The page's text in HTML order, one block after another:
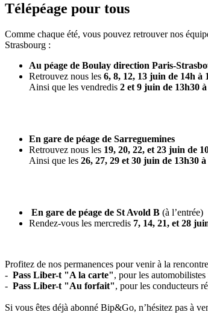
Télépéage pour tous
Comme chaque été, vous pouvez retrouver nos
Strasbourg :
Au péage de Boulay direction Paris-
Retrouvez nous les 6, 8, 12, 13 juin de 14h à
Ainsi que les vendredis 2 et 9 juin de 13h30
En gare de péage de Sarreguemines
Retrouvez nous les 19, 20, 22, et 23 juin de
Ainsi que les 26, 27, 29 et 30 juin de 13h30
En gare de péage de St Avold B (à l’entrée)
Rendez-vous les mercredis 7, 14, 21, et 28
Profitez de nos permanences pour venir à la
- Pass Liber-t "A la carte", pour les
- Pass Liber-t "Au forfait", pour les conducteurs
Si vous êtes déjà abonné Bip&Go, n’hésitez pas à